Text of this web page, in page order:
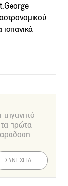
τηγανητό
τα πρώτα
ΣΥΝΕΧΕΙΑ